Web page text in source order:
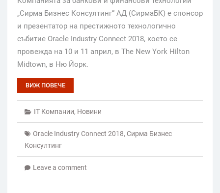
„Сирма Бизнес Консултинг“ АД (СирмаБК) е спонсор
и презентатор на престижното технологично
събитие Oracle Industry Connect 2018, което се
провежда на 10 и 11 април, в The New York Hilton
Midtown, в Ню Йорк.
ВИЖ ПОВЕЧЕ
IT Компании, Новини
Oracle Industry Connect 2018, Сирма Бизнес
Консултинг
Leave a comment